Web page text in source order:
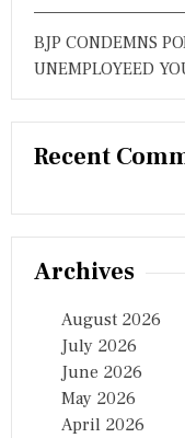
BJP CONDEMNS
UNEMPLOYEED
Recent
Archives
August 2026
July 2026
June 2026
May 2026
April 2026